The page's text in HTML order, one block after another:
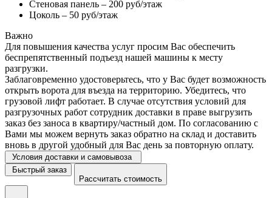
Стеновая панель – 200 руб/этаж
Цоколь – 50 руб/этаж
Важно
Для повышения качества услуг просим Вас обеспечить
беспрепятственный подъезд нашей машины к месту
разгрузки.
Заблаговременно удостоверьтесь, что у Вас будет возможность
открыть ворота для въезда на территорию. Убедитесь, что
грузовой лифт работает. В случае отсутствия условий для
разгрузочных работ сотрудник доставки в праве выгрузить
заказ без заноса в квартиру/частный дом. По согласованию с
Вами мы можем вернуть заказ обратно на склад и доставить
вновь в другой удобный для Вас день за повторную оплату.
Условия доставки и самовывоза
Быстрый заказ
Рассчитать стоимость